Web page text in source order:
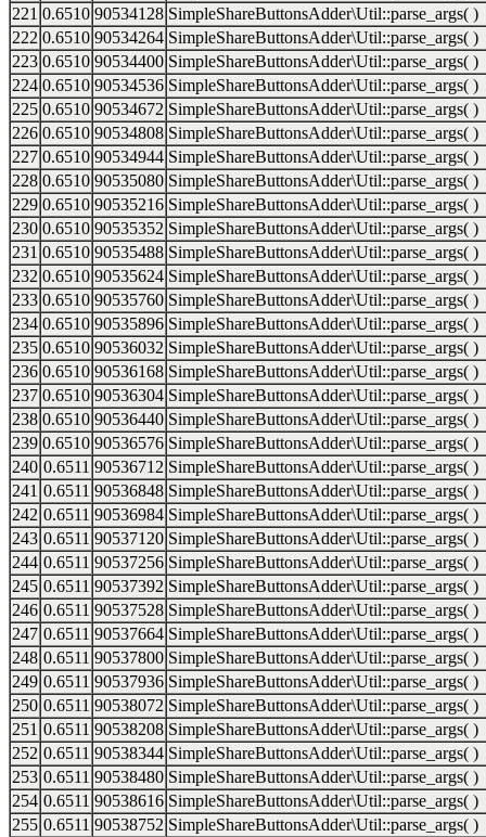
221 0.6510 90534128 SimpleShareButtonsAdder\Util::parse_args( )
222 0.6510 90534264 SimpleShareButtonsAdder\Util::parse_args( )
223 0.6510 90534400 SimpleShareButtonsAdder\Util::parse_args( )
224 0.6510 90534536 SimpleShareButtonsAdder\Util::parse_args( )
225 0.6510 90534672 SimpleShareButtonsAdder\Util::parse_args( )
226 0.6510 90534808 SimpleShareButtonsAdder\Util::parse_args( )
227 0.6510 90534944 SimpleShareButtonsAdder\Util::parse_args( )
228 0.6510 90535080 SimpleShareButtonsAdder\Util::parse_args( )
229 0.6510 90535216 SimpleShareButtonsAdder\Util::parse_args( )
230 0.6510 90535352 SimpleShareButtonsAdder\Util::parse_args( )
231 0.6510 90535488 SimpleShareButtonsAdder\Util::parse_args( )
232 0.6510 90535624 SimpleShareButtonsAdder\Util::parse_args( )
233 0.6510 90535760 SimpleShareButtonsAdder\Util::parse_args( )
234 0.6510 90535896 SimpleShareButtonsAdder\Util::parse_args( )
235 0.6510 90536032 SimpleShareButtonsAdder\Util::parse_args( )
236 0.6510 90536168 SimpleShareButtonsAdder\Util::parse_args( )
237 0.6510 90536304 SimpleShareButtonsAdder\Util::parse_args( )
238 0.6510 90536440 SimpleShareButtonsAdder\Util::parse_args( )
239 0.6510 90536576 SimpleShareButtonsAdder\Util::parse_args( )
240 0.6511 90536712 SimpleShareButtonsAdder\Util::parse_args( )
241 0.6511 90536848 SimpleShareButtonsAdder\Util::parse_args( )
242 0.6511 90536984 SimpleShareButtonsAdder\Util::parse_args( )
243 0.6511 90537120 SimpleShareButtonsAdder\Util::parse_args( )
244 0.6511 90537256 SimpleShareButtonsAdder\Util::parse_args( )
245 0.6511 90537392 SimpleShareButtonsAdder\Util::parse_args( )
246 0.6511 90537528 SimpleShareButtonsAdder\Util::parse_args( )
247 0.6511 90537664 SimpleShareButtonsAdder\Util::parse_args( )
248 0.6511 90537800 SimpleShareButtonsAdder\Util::parse_args( )
249 0.6511 90537936 SimpleShareButtonsAdder\Util::parse_args( )
250 0.6511 90538072 SimpleShareButtonsAdder\Util::parse_args( )
251 0.6511 90538208 SimpleShareButtonsAdder\Util::parse_args( )
252 0.6511 90538344 SimpleShareButtonsAdder\Util::parse_args( )
253 0.6511 90538480 SimpleShareButtonsAdder\Util::parse_args( )
254 0.6511 90538616 SimpleShareButtonsAdder\Util::parse_args( )
255 0.6511 90538752 SimpleShareButtonsAdder\Util::parse_args( )